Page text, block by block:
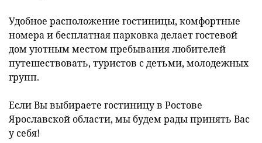
Удобное расположение гостиницы, комфортные
номера и бесплатная парковка делает гостевой
дом уютным местом пребывания любителей
путешествовать, туристов с детьми, молодежных
групп.
Если Вы выбираете гостиницу в Ростове
Ярославской области, мы будем рады принять Вас
у себя!